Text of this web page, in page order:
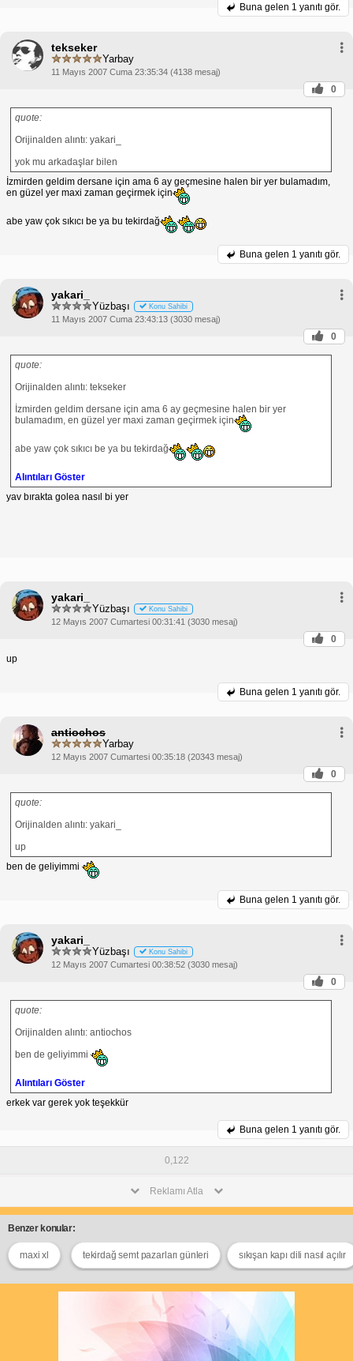
Buna gelen 1 yanıtı gör.
tekseker
Yarbay
11 Mayıs 2007 Cuma 23:35:34 (4138 mesaj)
0
quote:
Orijinalden alıntı: yakari_
yok mu arkadaşlar bilen
İzmirden geldim dersane için ama 6 ay geçmesine halen bir yer bulamadım,
en güzel yer maxi zaman geçirmek için
abe yaw çok sıkıcı be ya bu tekirdağ
Buna gelen 1 yanıtı gör.
yakari_
Yüzbaşı Konu Sahibi
11 Mayıs 2007 Cuma 23:43:13 (3030 mesaj)
0
quote:
Orijinalden alıntı: tekseker
İzmirden geldim dersane için ama 6 ay geçmesine halen bir yer
bulamadım, en güzel yer maxi zaman geçirmek için
abe yaw çok sıkıcı be ya bu tekirdağ
Alıntıları Göster
yav bırakta golea nasıl bi yer
yakari_
Yüzbaşı Konu Sahibi
12 Mayıs 2007 Cumartesi 00:31:41 (3030 mesaj)
0
up
Buna gelen 1 yanıtı gör.
antiochos
Yarbay
12 Mayıs 2007 Cumartesi 00:35:18 (20343 mesaj)
0
quote:
Orijinalden alıntı: yakari_
up
ben de geliyimmi
Buna gelen 1 yanıtı gör.
yakari_
Yüzbaşı Konu Sahibi
12 Mayıs 2007 Cumartesi 00:38:52 (3030 mesaj)
0
quote:
Orijinalden alıntı: antiochos
ben de geliyimmi
Alıntıları Göster
erkek var gerek yok teşekkür
Buna gelen 1 yanıtı gör.
0,122
Reklamı Atla
Benzer konular:
maxi xl tekirdağ semt pazarları günleri sıkışan kapı dili nasıl açılır